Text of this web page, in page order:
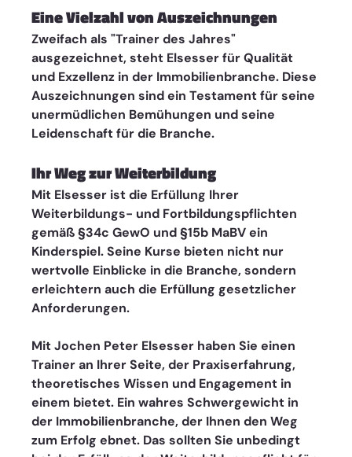
Eine Vielzahl von Auszeichnungen
Zweifach als "Trainer des Jahres"
ausgezeichnet, steht Elsesser für Qualität
und Exzellenz in der Immobilienbranche. Diese
Auszeichnungen sind ein Testament für seine
unermüdlichen Bemühungen und seine
Leidenschaft für die Branche.
Ihr Weg zur Weiterbildung
Mit Elsesser ist die Erfüllung Ihrer
Weiterbildungs- und Fortbildungspflichten
gemäß §34c GewO und §15b MaBV ein
Kinderspiel. Seine Kurse bieten nicht nur
wertvolle Einblicke in die Branche, sondern
erleichtern auch die Erfüllung gesetzlicher
Anforderungen.
Mit Jochen Peter Elsesser haben Sie einen
Trainer an Ihrer Seite, der Praxiserfahrung,
theoretisches Wissen und Engagement in
einem bietet. Ein wahres Schwergewicht in
der Immobilienbranche, der Ihnen den Weg
zum Erfolg ebnet. Das sollten Sie unbedingt